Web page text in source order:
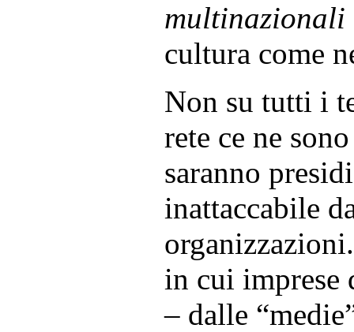
multinazionali
cultura come
Non su tutti i
rete ce ne
saranno
inattaccabile
in cui imprese
– dalle